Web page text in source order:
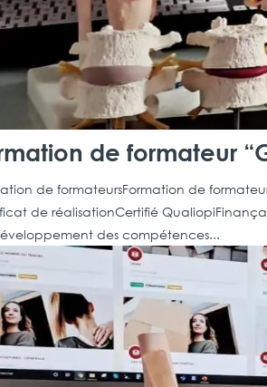
de formateur
de formateursFormation de
de réalisationCertifié
des compétences...